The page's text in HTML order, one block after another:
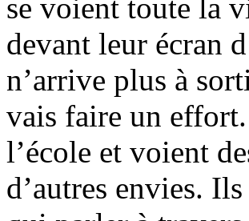
se voient toute la
devant leur écran
n’arrive plus à
vais faire un
l’école et voient
d’autres envies.